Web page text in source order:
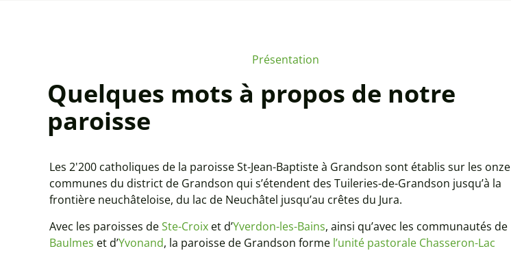
Présentation
Quelques mots à propos de notre
paroisse
Les 2'200 catholiques de la paroisse St-Jean-Baptiste à Grandson sont établis sur les onze
communes du district de Grandson qui s’étendent des Tuileries-de-Grandson jusqu’à la
frontière neuchâteloise, du lac de Neuchâtel jusqu’au crêtes du Jura.
Avec les paroisses deSte-Croix et d’Yverdon-les-Bains, ainsi qu’avec les communautés de
Baulmes et d’Yvonand, la paroisse de Grandson forme l’unité pastorale Chasseron-Lac